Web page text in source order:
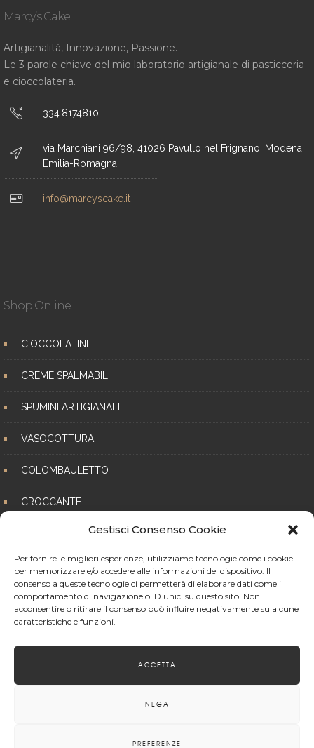
Gestisci Consenso Cookie
Per fornire le migliori esperienze, utilizziamo tecnologie come i cookie
per memorizzare e/o accedere alle informazioni del dispositivo. Il
consenso a queste tecnologie ci permetterà di elaborare dati come il
comportamento di navigazione o ID unici su questo sito. Non
acconsentire o ritirare il consenso può influire negativamente su alcune
caratteristiche e funzioni.
ACCETTA
NEGA
PREFERENZE
Marcy’s Cake
Artigianalità, Innovazione, Passione.
Le 3 parole chiave del mio laboratorio artigianale di pasticceria
e cioccolateria.
334.8174810
via Marchiani 96/98, 41026 Pavullo nel Frignano, Modena
Emilia-Romagna
info@marcyscake.it
Shop Online
CIOCCOLATINI
CREME SPALMABILI
SPUMINI ARTIGIANALI
VASOCOTTURA
COLOMBAULETTO
CROCCANTE